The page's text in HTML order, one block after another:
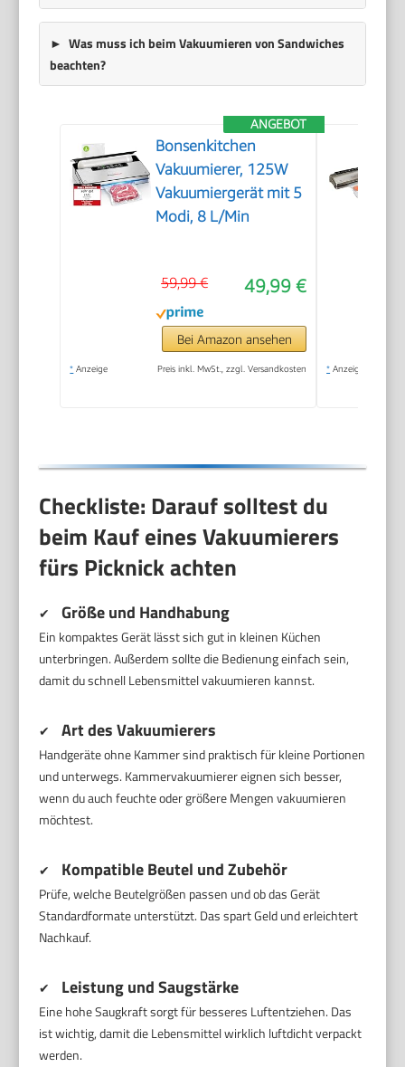
Was muss ich beim Vakuumieren von Sandwiches
beachten?
ANGEBOT
Bonsenkitchen
Vakuumierer, 125W
Vakuumiergerät mit 5
Modi, 8 L/Min
49,99 €
59,99 €
Bei Amazon ansehen
* Anzeige Preis inkl. MwSt., zzgl. Versandkosten * Anzeige
Checkliste: Darauf solltest du
beim Kauf eines Vakuumierers
fürs Picknick achten
✔ Größe und Handhabung
Ein kompaktes Gerät lässt sich gut in kleinen Küchen
unterbringen. Außerdem sollte die Bedienung einfach sein,
damit du schnell Lebensmittel vakuumieren kannst.
✔ Art des Vakuumierers
Handgeräte ohne Kammer sind praktisch für kleine Portionen
und unterwegs. Kammervakuumierer eignen sich besser,
wenn du auch feuchte oder größere Mengen vakuumieren
möchtest.
✔ Kompatible Beutel und Zubehör
Prüfe, welche Beutelgrößen passen und ob das Gerät
Standardformate unterstützt. Das spart Geld und erleichtert
Nachkauf.
✔ Leistung und Saugstärke
Eine hohe Saugkraft sorgt für besseres Luftentziehen. Das
ist wichtig, damit die Lebensmittel wirklich luftdicht verpackt
werden.